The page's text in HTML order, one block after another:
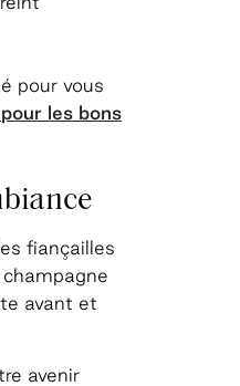
pour vous
les bons
fiançailles
avant et
avenir